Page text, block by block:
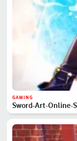
GAMING
Sword-Art-Online-